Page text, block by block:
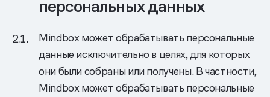
персональных данных
Mindbox может обрабатывать персональные
данные исключительно в целях, для которых
они были собраны или получены. В частности,
Mindbox может обрабатывать персональные